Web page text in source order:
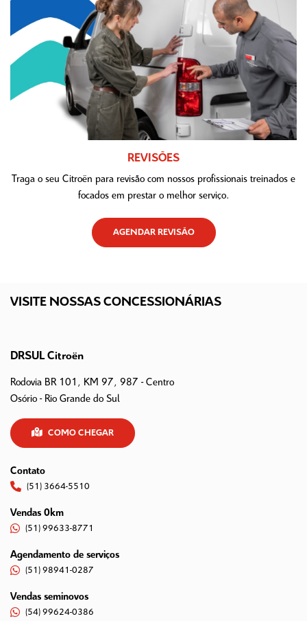
REVISÕES
Traga o seu Citroën para revisão com nossos profissionais treinados e
focados em prestar o melhor serviço.
AGENDAR REVISÃO
VISITE NOSSAS CONCESSIONÁRIAS
DRSUL Citroën
Rodovia BR 101, KM 97, 987 - Centro
Osório - Rio Grande do Sul
COMO CHEGAR
Contato
(51) 3664-5510
Vendas 0km
(51) 99633-8771
Agendamento de serviços
(51) 98941-0287
Vendas seminovos
(54) 99624-0386